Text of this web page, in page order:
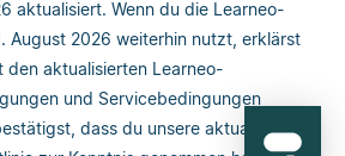
aktualisiert. Wenn du die Learneo-
August 2026 weiterhin nutzt, erklärst
den aktualisierten Learneo-
und Servicebedingungen
dass du unsere aktualisierte
Impressum
sell or share my personal info
Nutzungsbedingungen